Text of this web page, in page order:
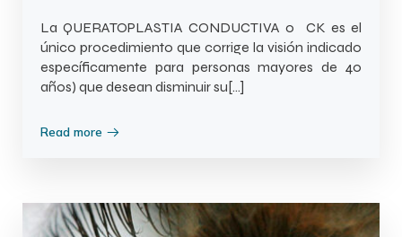
La QUERATOPLASTIA CONDUCTIVA o CK es el
único procedimiento que corrige la visión indicado
específicamente para personas mayores de 40
años) que desean disminuir su[…]
Read more